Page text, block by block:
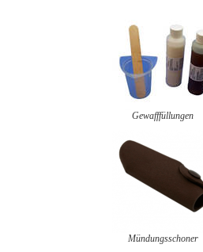
Gewafffüllungen
Mündungsschoner